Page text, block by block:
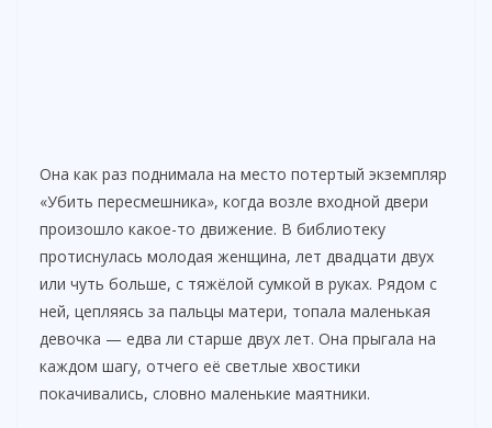
Она как раз поднимала на место потертый экземпляр
«Убить пересмешника», когда возле входной двери
произошло какое-то движение. В библиотеку
протиснулась молодая женщина, лет двадцати двух
или чуть больше, с тяжёлой сумкой в руках. Рядом с
ней, цепляясь за пальцы матери, топала маленькая
девочка — едва ли старше двух лет. Она прыгала на
каждом шагу, отчего её светлые хвостики
покачивались, словно маленькие маятники.